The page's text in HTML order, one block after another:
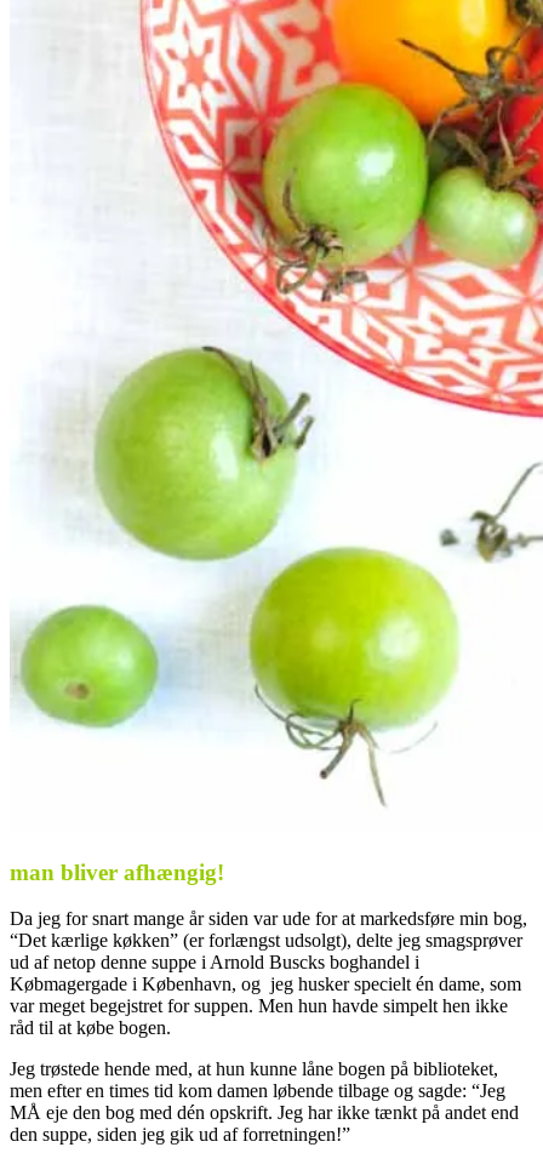
man bliver afhængig!
Da jeg for snart mange år siden var ude for at markedsføre min bog,
“Det kærlige køkken” (er forlængst udsolgt), delte jeg smagsprøver
ud af netop denne suppe i Arnold Buscks boghandel i
Købmagergade i København, og jeg husker specielt én dame, som
var meget begejstret for suppen. Men hun havde simpelt hen ikke
råd til at købe bogen.
Jeg trøstede hende med, at hun kunne låne bogen på biblioteket,
men efter en times tid kom damen løbende tilbage og sagde: “Jeg
MÅ eje den bog med dén opskrift. Jeg har ikke tænkt på andet end
den suppe, siden jeg gik ud af forretningen!”